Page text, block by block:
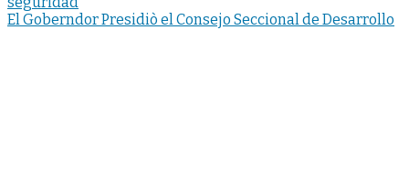
El Goberndor Presidiò el Consejo Seccional de Desarrollo